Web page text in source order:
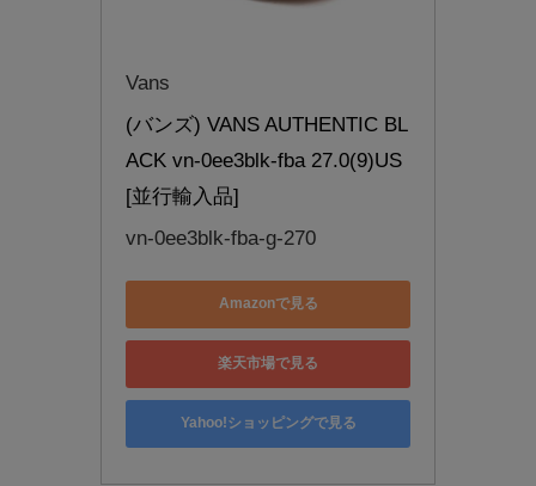
Vans
(バンズ) VANS AUTHENTIC BL
ACK vn-0ee3blk-fba 27.0(9)US
[並行輸入品]
vn-0ee3blk-fba-g-270
Amazonで見る
楽天市場で見る
Yahoo!ショッピングで見る